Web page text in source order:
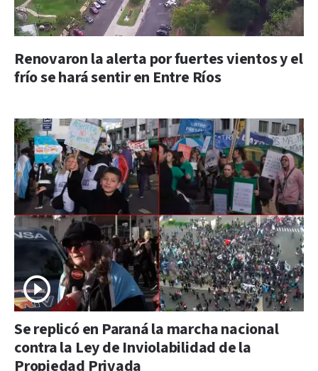
Renovaron la alerta por fuertes vientos y el
frío se hará sentir en Entre Ríos
Se replicó en Paraná la marcha nacional
contra la Ley de Inviolabilidad de la
Propiedad Privada